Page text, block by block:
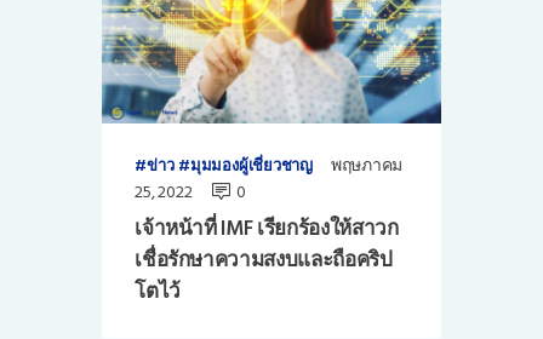
ข่าว มุมมองผู้เชี่ยวชาญ
พฤษภาคม
25, 2022
0
เจ้าหน้าที่ IMF เรียกร้องให้สาวก
เชื่อรักษาความสงบและถือคริป
โตไว้